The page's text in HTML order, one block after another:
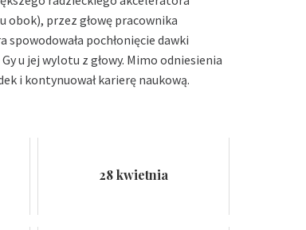
obok), przez głowę pracownika
pochłonięcie dawki
u jej wylotu z głowy. Mimo odniesienia
i kontynuował karierę naukową.
28 kwietnia